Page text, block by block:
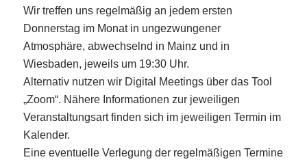
Wir treffen uns regelmäßig an jedem ersten
Donnerstag im Monat in ungezwungener
Atmosphäre, abwechselnd in Mainz und in
Wiesbaden, jeweils um 19:30 Uhr.
Alternativ nutzen wir Digital Meetings über das Tool
„Zoom“. Nähere Informationen zur jeweiligen
Veranstaltungsart finden sich im jeweiligen Termin im
Kalender.
Eine eventuelle Verlegung der regelmäßigen Termine